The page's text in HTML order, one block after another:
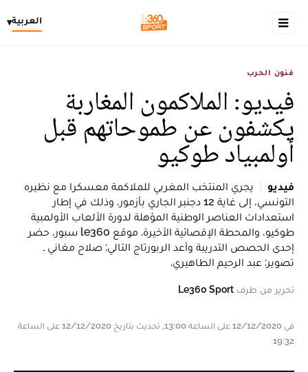
العربية▾
فنون الحرب
فيديو: الملاكمون المغاربة
يكشفون عن طموحاتهم قبل
أولمبياد طوكيو
فيديو
يجري المنتخب المغربي للملاكمة معسكرا مع نظيره
التونسي، إلى غاية 12 دجنبر الجاري بأزمور، وذلك في إطار
استعدادات العناصر الوطنية المؤهلة لدورة الألعاب الأولمبية
طوكيو، والمحطة الإقصائية الأخيرة. موقع le360 سبور، حضر
إحدى الحصص التدريبة وأعد الربورتاج التالي: صلاح مغاني ـ
تصوير: عبد الرحيم الطاهيري.
تحرير من طرف Le360 Sport
في 12/12/2020 على الساعة 13:00, تحديث بتاريخ 12/12/2020 على الساعة
19:32